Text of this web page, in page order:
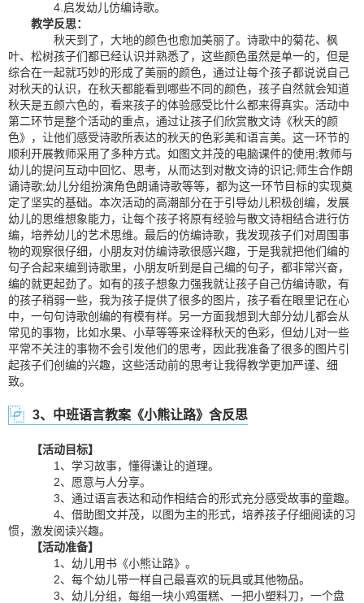
4.启发幼儿仿编诗歌。
教学反思：
秋天到了，大地的颜色也愈加美丽了。诗歌中的菊花、枫
叶、松树孩子们都已经认识并熟悉了，这些颜色虽然是单一的，但是
综合在一起就巧妙的形成了美丽的颜色，通过让每个孩子都说说自己
对秋天的认识，在秋天都能看到哪些不同的颜色，孩子自然就会知道
秋天是五颜六色的，看来孩子的体验感受比什么都来得真实。活动中
第二环节是整个活动的重点，通过让孩子们欣赏散文诗《秋天的颜
色》，让他们感受诗歌所表达的秋天的色彩美和语言美。这一环节的
顺利开展教师采用了多种方式。如图文并茂的电脑课件的使用;教师与
幼儿的提问互动中回忆、思考，从而达到对散文诗的识记;师生合作朗
诵诗歌;幼儿分组扮演角色朗诵诗歌等等，都为这一环节目标的实现奠
定了坚实的基础。本次活动的高潮部分在于引导幼儿积极创编，发展
幼儿的思维想象能力，让每个孩子将原有经验与散文诗相结合进行仿
编，培养幼儿的艺术思维。最后的仿编诗歌，我发现孩子们对周围事
物的观察很仔细，小朋友对仿编诗歌很感兴趣，于是我就把他们编的
句子合起来编到诗歌里，小朋友听到是自己编的句子，都非常兴奋，
编的就更起劲了。如有的孩子想象力强我就让孩子自己仿编诗歌，有
的孩子稍弱一些，我为孩子提供了很多的图片，孩子看在眼里记在心
中，一句句诗歌创编的有模有样。另一方面我想到大部分幼儿都会从
常见的事物，比如水果、小草等等来诠释秋天的色彩，但幼儿对一些
平常不关注的事物不会引发他们的思考，因此我准备了很多的图片引
起孩子们创编的兴趣，这些活动前的思考让我得教学更加严谨、细
致。
3、中班语言教案《小熊让路》含反思
【活动目标】
1、学习故事，懂得谦让的道理。
2、愿意与人分享。
3、通过语言表达和动作相结合的形式充分感受故事的童趣。
4、借助图文并茂，以图为主的形式，培养孩子仔细阅读的习
惯，激发阅读兴趣。
【活动准备】
1、幼儿用书《小熊让路》。
2、每个幼儿带一样自己最喜欢的玩具或其他物品。
3、幼儿分组，每组一块小鸡蛋糕、一把小塑料刀，一个盘